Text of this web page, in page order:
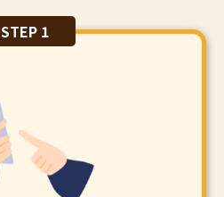
STEP 1